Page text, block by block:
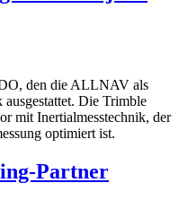
den die ALLNAV als
Die Trimble
mit Inertialmesstechnik, der
optimiert ist.
Partner